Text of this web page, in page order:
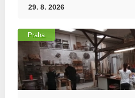
29. 8. 2026
Praha